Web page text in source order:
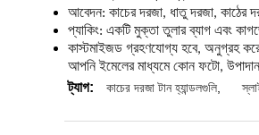
আবেদন: কাচের দরজা, ধাতু দরজা,
প্যাকিং: একটি মুক্তা তুলার ব্যাগ এবং
কাস্টমাইজড গ্রহণযোগ্য হবে, অনুগ্রহ
আপনি ইমেলের মাধ্যমে কোন ফটো,
ট্যাগ: কাচের দরজা টান হ্যান্ডলগুলি